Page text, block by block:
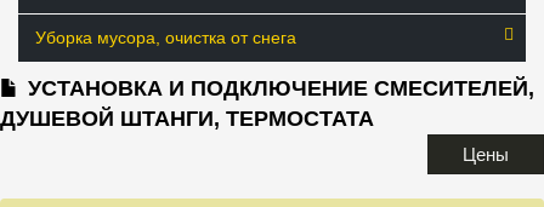
Уборка мусора, очистка от снега
УСТАНОВКА И ПОДКЛЮЧЕНИЕ СМЕСИТЕЛЕЙ,
ДУШЕВОЙ ШТАНГИ, ТЕРМОСТАТА
Цены